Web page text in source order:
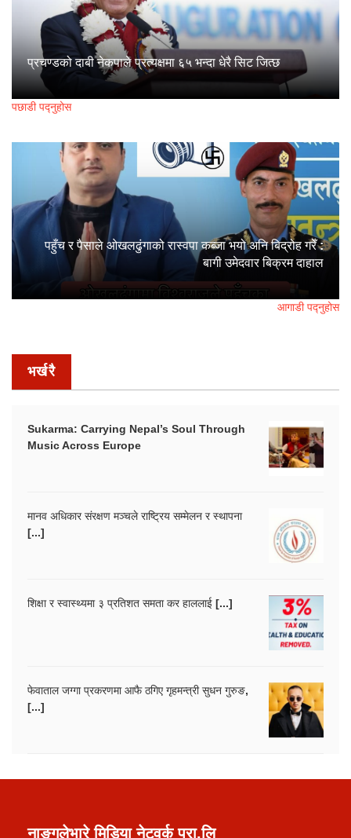
प्रचण्डको दाबी नेकपाले प्रत्यक्षमा ६५ भन्दा धेरै सिट जित्छ
पछाडी पद्नुहोस
पहुँच र पैसाले ओखलढुंगाको रास्वपा कब्जा भयो अनि बिद्रोह गरेँ :
बागी उमेदवार बिक्रम दाहाल
आगाडी पद्नुहोस
भर्खरै
Sukarma: Carrying Nepal’s Soul Through
Music Across Europe
मानव अधिकार संरक्षण मञ्चले राष्ट्रिय सम्मेलन र स्थापना
[...]
शिक्षा र स्वास्थ्यमा ३ प्रतिशत समता कर हाललाई [...]
फेवाताल जग्गा प्रकरणमा आफै ठगिए गृहमन्त्री सुधन गुरुङ,
[...]
नाङगलेभारे मिडिया नेटवर्क प्रा.लि